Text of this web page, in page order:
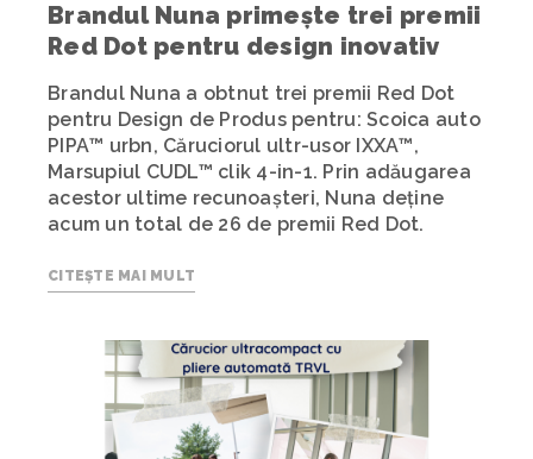
Brandul Nuna primește trei premii
Red Dot pentru design inovativ
Brandul Nuna a obtnut trei premii Red Dot
pentru Design de Produs pentru: Scoica auto
PIPA™ urbn, Căruciorul ultr-usor IXXA™,
Marsupiul CUDL™ clik 4-in-1. Prin adăugarea
acestor ultime recunoașteri, Nuna deține
acum un total de 26 de premii Red Dot.
CITEȘTE MAI MULT